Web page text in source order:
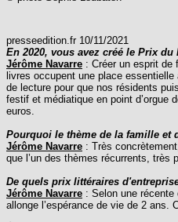
presseedition.fr 10/11/2021
En 2020, vous avez créé le Prix
Jérôme Navarre : Créer un esprit
livres occupent une place
de lecture pour que nos résidents
festif et médiatique en point d’orgue
euros.
Pourquoi le thème de la famille et
Jérôme Navarre : Très
que l’un des thèmes récurrents,
De quels prix littéraires
Jérôme Navarre : Selon une récente
allonge l’espérance de vie de 2 ans.